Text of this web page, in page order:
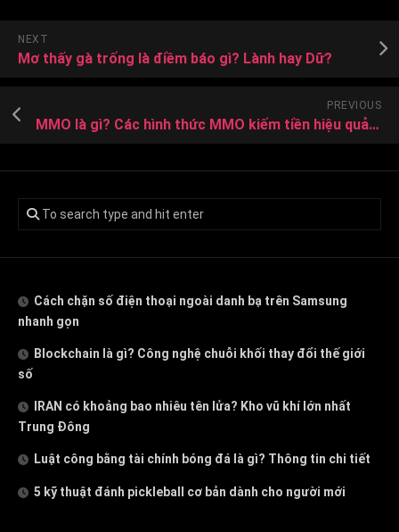
NEXT
Mơ thấy gà trống là điềm báo gì? Lành hay Dữ?
PREVIOUS
MMO là gì? Các hình thức MMO kiếm tiền hiệu quả nhất
Cách chặn số điện thoại ngoài danh bạ trên Samsung
nhanh gọn
Blockchain là gì? Công nghệ chuỗi khối thay đổi thế giới
số
IRAN có khoảng bao nhiêu tên lửa? Kho vũ khí lớn nhất
Trung Đông
Luật công bằng tài chính bóng đá là gì? Thông tin chi tiết
5 kỹ thuật đánh pickleball cơ bản dành cho người mới